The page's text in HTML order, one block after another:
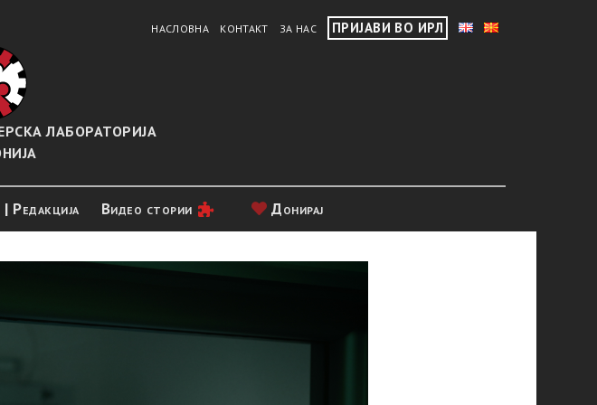
НАСЛОВНА КОНТАКТ ЗА НАС ПРИЈАВИ ВО ИРЛ
ЛАБОРАТОРИЈА
Редакција Видео стории Донирај